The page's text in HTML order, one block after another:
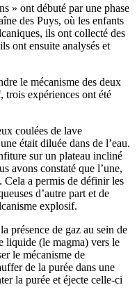
» ont débuté par une phase
des Puys, où les enfants
ils ont collecté des
ont ensuite analysés et
le mécanisme des deux
expériences ont été
coulées de lave
était diluée dans de l’eau.
sur un plateau incliné
avons constaté que l’une,
a permis de définir les
d’autre part et de
explosif.
présence de gaz au sein de
liquide (le magma) vers le
le mécanisme de
de la purée dans une
la purée et éjecte celle-ci